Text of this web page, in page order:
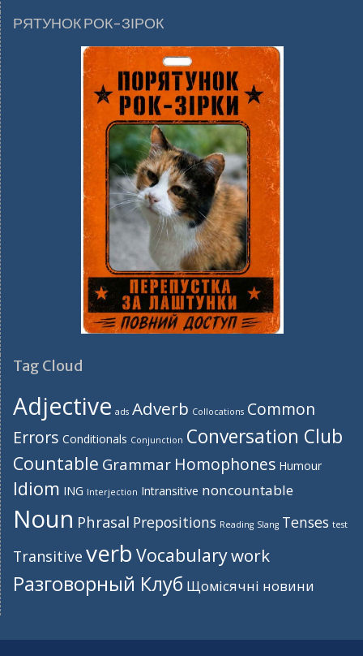
РЯТУНОК РОК-ЗІРОК
Tag Cloud
Adjective ads Adverb Collocations Common
Errors Conditionals Conjunction Conversation Club
Countable Grammar Homophones Humour
Idiom ING Interjection Intransitive noncountable
Noun Phrasal Prepositions Reading Slang Tenses test
Transitive verb Vocabularywork
Разговорный Клуб Щомісячні новини